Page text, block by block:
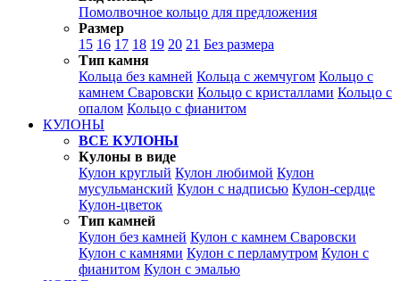
Помолвочное кольцо для предложения
Размер
15 16 17 18 19 20 21 Без размера
Тип камня
Кольца без камней Кольца с жемчугом Кольцо с
камнем Сваровски Кольцо с кристаллами Кольцо с
опалом Кольцо с фианитом
КУЛОНЫ
ВСЕ КУЛОНЫ
Кулоны в виде
Кулон круглый Кулон любимой Кулон
мусульманский Кулон с надписью Кулон-сердце
Кулон-цветок
Тип камней
Кулон без камней Кулон с камнем Сваровски
Кулон с камнями Кулон с перламутром Кулон с
фианитом Кулон с эмалью